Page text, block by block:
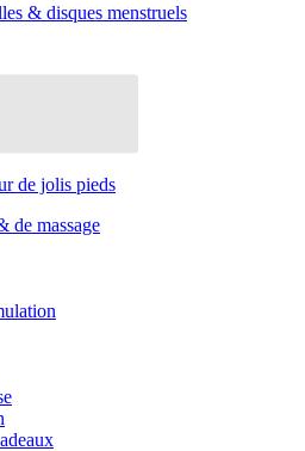
& disques menstruels
de jolis pieds
de massage